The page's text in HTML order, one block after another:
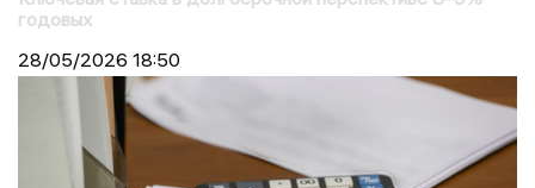
годовых
28/05/2026 18:50